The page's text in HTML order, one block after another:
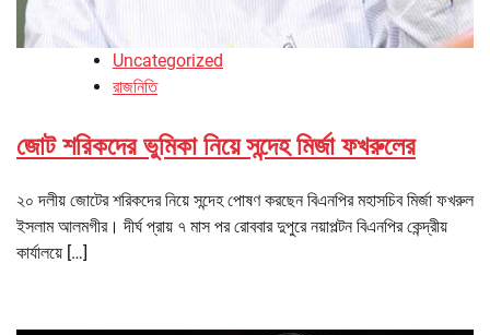
Uncategorized
রাজনিতি
জোট শরিকদের ভুমিকা নিয়ে সন্দেহ মির্জা ফখরুলের
২০ দলীয় জোটের শরিকদের নিয়ে সন্দেহ পোষণ করছেন বিএনপির মহাসচিব মির্জা ফখরুল
ইসলাম আলমগীর। দীর্ঘ প্রায় ৭ মাস পর রোববার দুপুরে নয়াপল্টন বিএনপির কেন্দ্রীয়
কার্যালয়ে […]